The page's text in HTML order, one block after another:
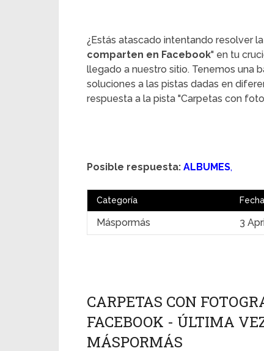
¿Estás atascado intentando resolver
comparten en Facebook" en tu
llegado a nuestro sitio. Tenemos una
soluciones a las pistas dadas en
respuesta a la pista "Carpetas con
Posible respuesta: ALBUMES,
Categoría Fecha
Máspormás 3
CARPETAS CON
FACEBOOK - ÚLTIMA
MÁSPORMÁS